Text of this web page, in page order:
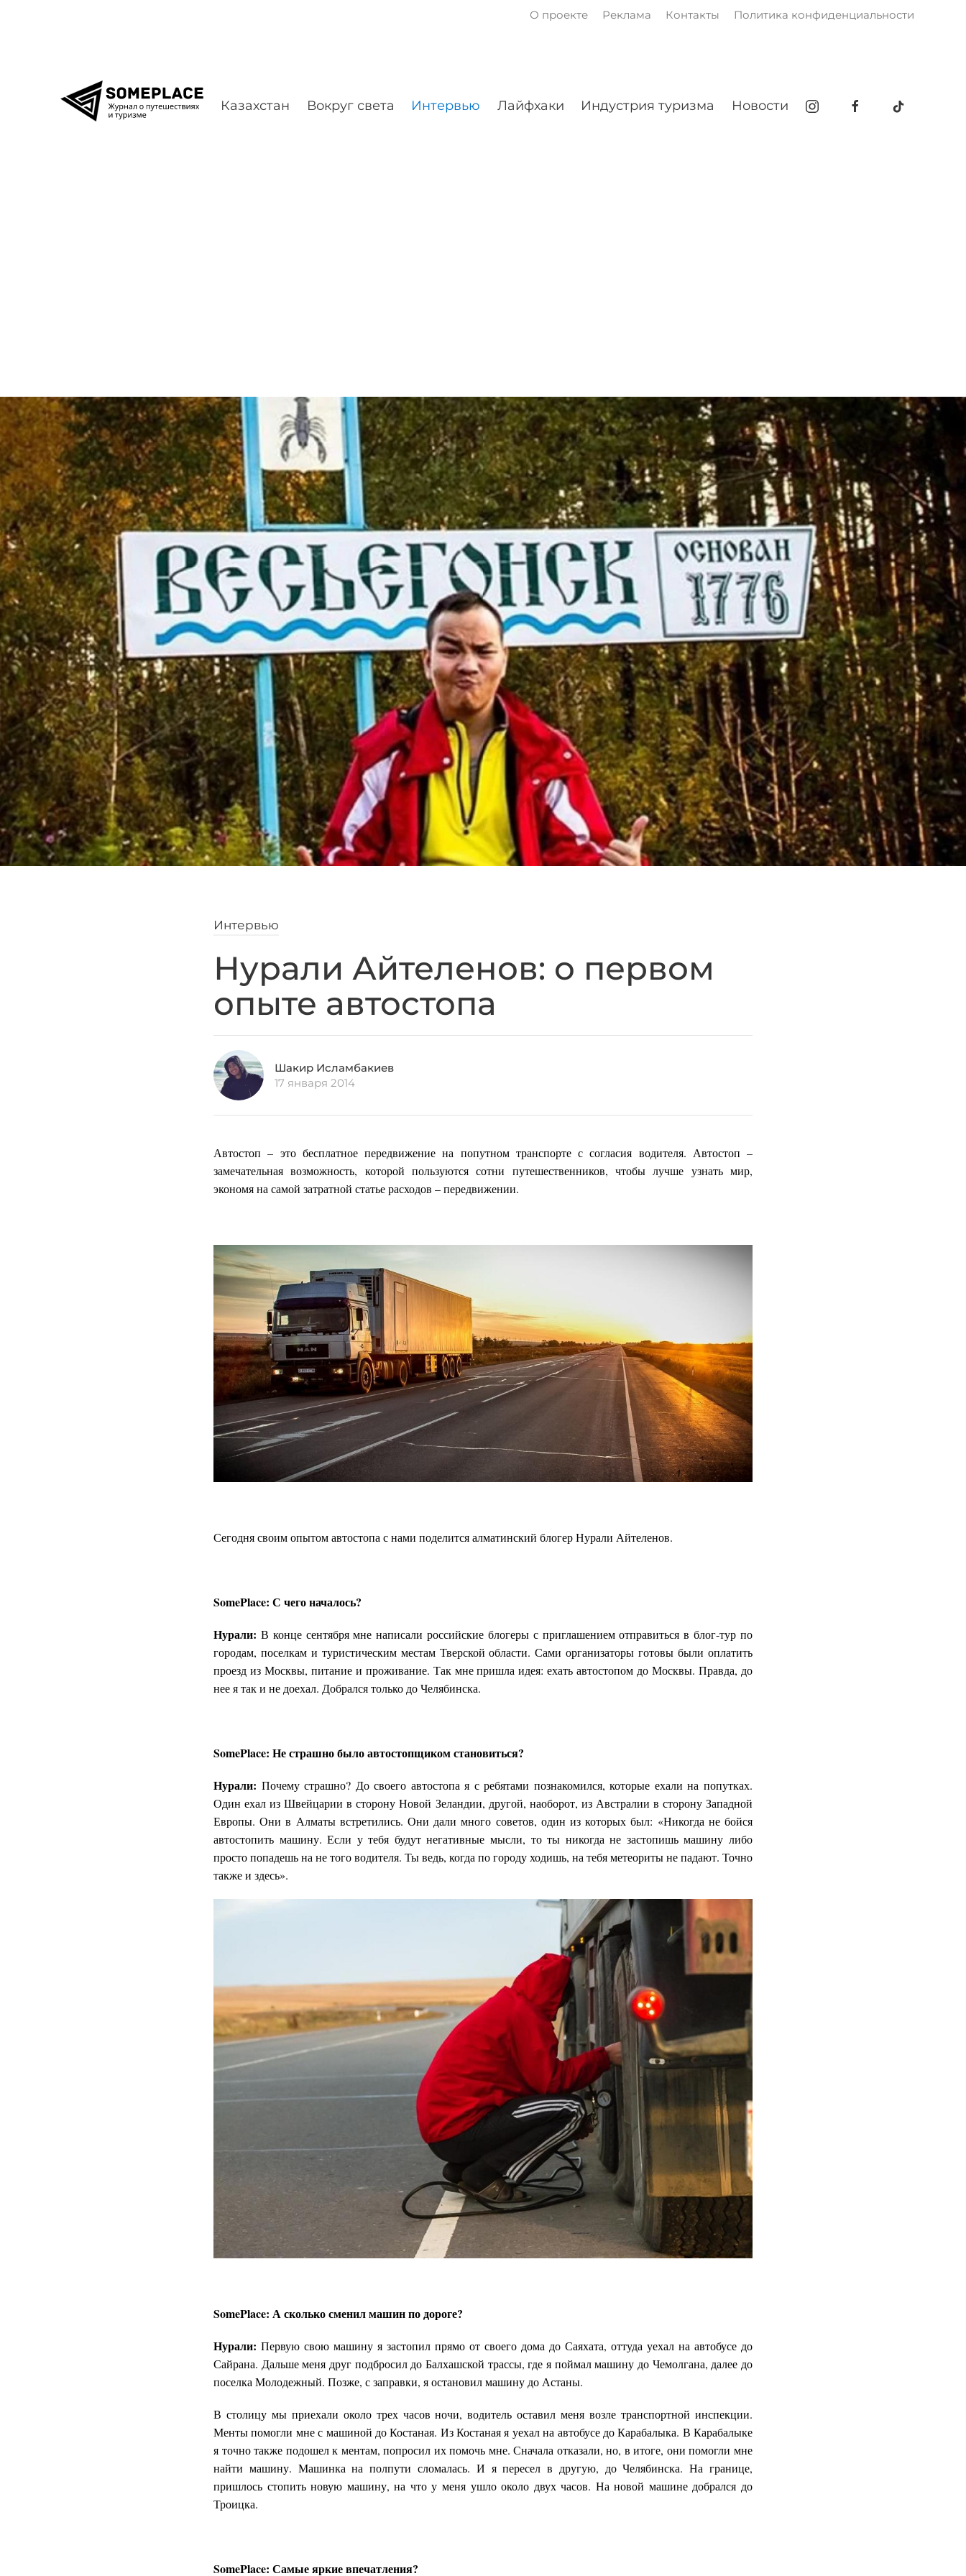
О проекте Реклама Контакты Политика конфиденциальности
Казахстан Вокруг света Интервью Лайфхаки Индустрия туризма Новости
Интервью
Нурали Айтеленов: о первом
опыте автостопа
Шакир Исламбакиев
17 января 2014
Автостоп – это бесплатное передвижение на попутном транспорте с согласия водителя. Автостоп –
замечательная возможность, которой пользуются сотни путешественников, чтобы лучше узнать мир,
экономя на самой затратной статье расходов – передвижении.
Сегодня своим опытом автостопа с нами поделится алматинский блогер Нурали Айтеленов.
SomePlace: С чего началось?
Нурали: В конце сентября мне написали российские блогеры с приглашением отправиться в блог-тур по
городам, поселкам и туристическим местам Тверской области. Сами организаторы готовы были оплатить
проезд из Москвы, питание и проживание. Так мне пришла идея: ехать автостопом до Москвы. Правда, до
нее я так и не доехал. Добрался только до Челябинска.
SomePlace: Не страшно было автостопщиком становиться?
Нурали: Почему страшно? До своего автостопа я с ребятами познакомился, которые ехали на попутках.
Один ехал из Швейцарии в сторону Новой Зеландии, другой, наоборот, из Австралии в сторону Западной
Европы. Они в Алматы встретились. Они дали много советов, один из которых был: «Никогда не бойся
автостопить машину. Если у тебя будут негативные мысли, то ты никогда не застопишь машину либо
просто попадешь на не того водителя. Ты ведь, когда по городу ходишь, на тебя метеориты не падают. Точно
также и здесь».
SomePlace: А сколько сменил машин по дороге?
Нурали: Первую свою машину я застопил прямо от своего дома до Саяхата, оттуда уехал на автобусе до
Сайрана. Дальше меня друг подбросил до Балхашской трассы, где я поймал машину до Чемолгана, далее до
поселка Молодежный. Позже, с заправки, я остановил машину до Астаны.
В столицу мы приехали около трех часов ночи, водитель оставил меня возле транспортной инспекции.
Менты помогли мне с машиной до Костаная. Из Костаная я уехал на автобусе до Карабалыка. В Карабалыке
я точно также подошел к ментам, попросил их помочь мне. Сначала отказали, но, в итоге, они помогли мне
найти машину. Машинка на полпути сломалась. И я пересел в другую, до Челябинска. На границе,
пришлось стопить новую машину, на что у меня ушло около двух часов. На новой машине добрался до
Троицка.
SomePlace: Самые яркие впечатления?